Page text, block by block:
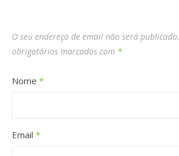
O seu endereço de email não será publicado.
obrigatórios marcados com *
Nome *
Email *